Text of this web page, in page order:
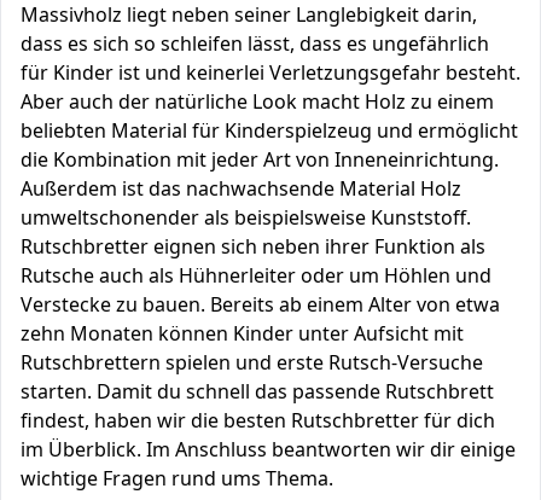
Massivholz liegt neben seiner Langlebigkeit darin,
dass es sich so schleifen lässt, dass es ungefährlich
für Kinder ist und keinerlei Verletzungsgefahr besteht.
Aber auch der natürliche Look macht Holz zu einem
beliebten Material für Kinderspielzeug und ermöglicht
die Kombination mit jeder Art von Inneneinrichtung.
Außerdem ist das nachwachsende Material Holz
umweltschonender als beispielsweise Kunststoff.
Rutschbretter eignen sich neben ihrer Funktion als
Rutsche auch als Hühnerleiter oder um Höhlen und
Verstecke zu bauen. Bereits ab einem Alter von etwa
zehn Monaten können Kinder unter Aufsicht mit
Rutschbrettern spielen und erste Rutsch-Versuche
starten. Damit du schnell das passende Rutschbrett
findest, haben wir die besten Rutschbretter für dich
im Überblick. Im Anschluss beantworten wir dir einige
wichtige Fragen rund ums Thema.